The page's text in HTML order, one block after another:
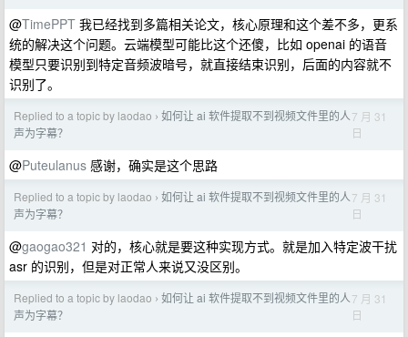
@TimePPT 我已经找到多篇相关论文，核心原理和这个差不多，更系
统的解决这个问题。云端模型可能比这个还傻，比如 openai 的语音
模型只要识别到特定音频波暗号，就直接结束识别，后面的内容就不
识别了。
Replied to a topic by laodao › 如何让 ai 软件提取不到视频文件里的人
声为字幕？
7 月 31
日
@Puteulanus 感谢，确实是这个思路
Replied to a topic by laodao › 如何让 ai 软件提取不到视频文件里的人
声为字幕？
7 月 31
日
@gaogao321 对的，核心就是要这种实现方式。就是加入特定波干扰
asr 的识别，但是对正常人来说又没区别。
Replied to a topic by laodao › 如何让 ai 软件提取不到视频文件里的人
声为字幕？
7 月 31
日